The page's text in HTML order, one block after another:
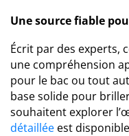
Une source fiable
Écrit par des experts,
une compréhension
pour le bac ou tout
base solide pour
souhaitent explorer
détaillée est